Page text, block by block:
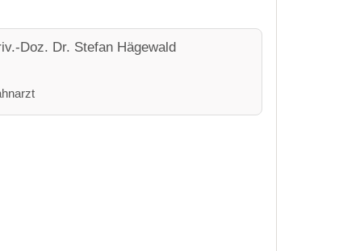
Doz. Dr. Stefan Hägewald